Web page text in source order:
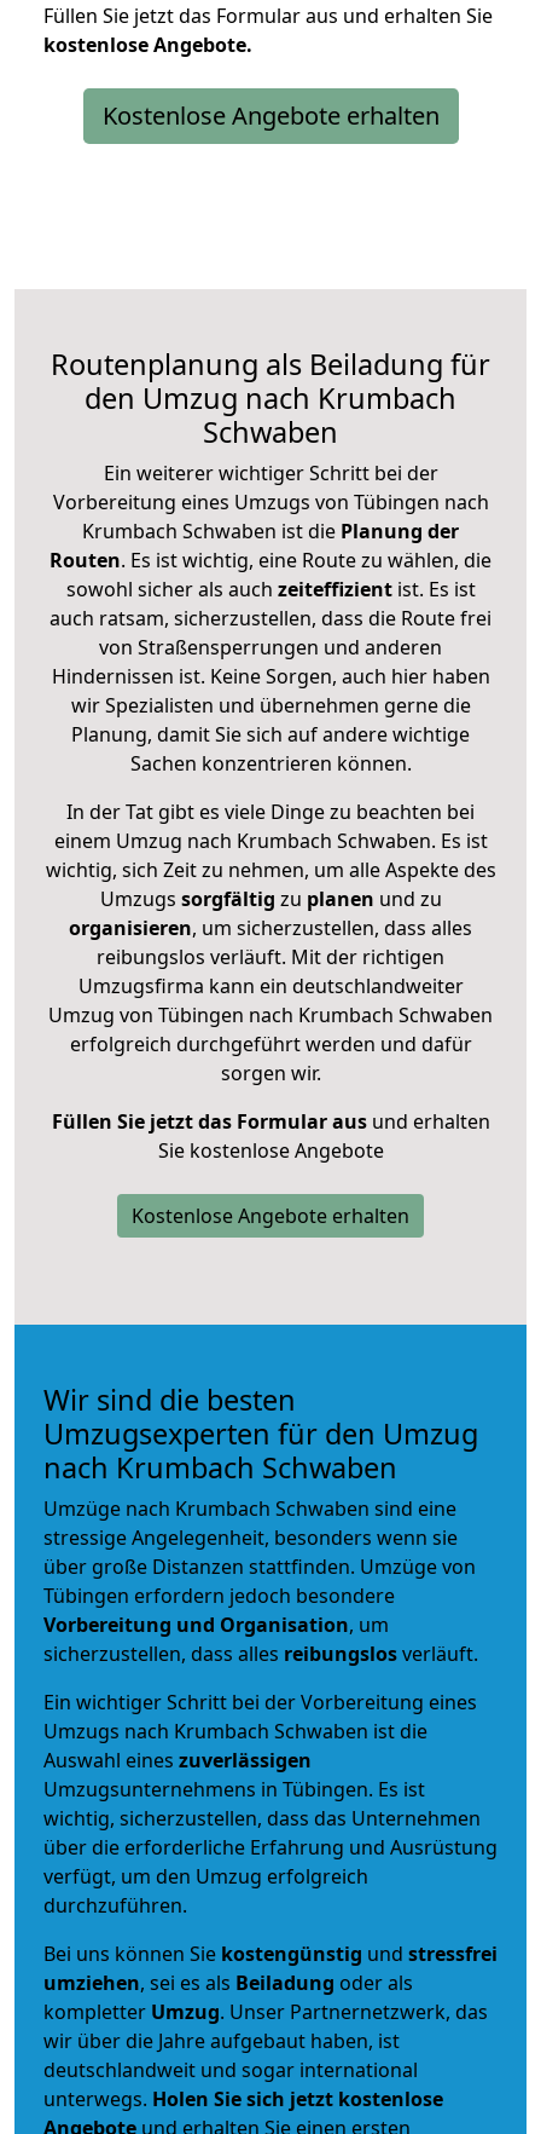
Füllen Sie jetzt das Formular aus und erhalten Sie
kostenloseAngebote.
Kostenlose Angebote erhalten
Routenplanung als Beiladung für
den Umzug nach Krumbach
Schwaben
Ein weiterer wichtiger Schritt bei der
Vorbereitung eines Umzugs von Tübingen nach
Krumbach Schwaben ist die Planung der
Routen. Es ist wichtig, eine Route zu wählen, die
sowohl sicher als auch zeiteffizientist. Es ist
auch ratsam, sicherzustellen, dass die Route frei
von Straßensperrungen und anderen
Hindernissen ist. Keine Sorgen, auch hier haben
wir Spezialisten und übernehmen gerne die
Planung, damit Sie sich auf andere wichtige
Sachen konzentrieren können.
In der Tat gibt es viele Dinge zu beachten bei
einem Umzug nach Krumbach Schwaben. Es ist
wichtig, sich Zeit zu nehmen, um alle Aspekte des
Umzugs sorgfältig zu planen und zu
organisieren, um sicherzustellen, dass alles
reibungslos verläuft. Mit der richtigen
Umzugsfirma kann ein deutschlandweiter
Umzug von Tübingen nach Krumbach Schwaben
erfolgreich durchgeführt werden und dafür
sorgen wir.
Füllen Sie jetzt das Formular ausund erhalten
Sie kostenlose Angebote
Kostenlose Angebote erhalten
Wir sind die besten
Umzugsexperten für den Umzug
nach Krumbach Schwaben
Umzüge nach Krumbach Schwaben sind eine
stressige Angelegenheit, besonders wenn sie
über große Distanzen stattfinden. Umzüge von
Tübingen erfordern jedoch besondere
Vorbereitung und Organisation, um
sicherzustellen, dass alles reibungslosverläuft.
Ein wichtiger Schritt bei der Vorbereitung eines
Umzugs nach Krumbach Schwaben ist die
Auswahl eines zuverlässigen
Umzugsunternehmens in Tübingen. Es ist
wichtig, sicherzustellen, dass das Unternehmen
über die erforderliche Erfahrung und Ausrüstung
verfügt, um den Umzug erfolgreich
durchzuführen.
Bei uns können Sie kostengünstig und stressfrei
umziehen, sei es als Beiladung oder als
kompletter Umzug. Unser Partnernetzwerk, das
wir über die Jahre aufgebaut haben, ist
deutschlandweit und sogar international
unterwegs. Holen Sie sich jetzt kostenlose
Angebote und erhalten Sie einen ersten